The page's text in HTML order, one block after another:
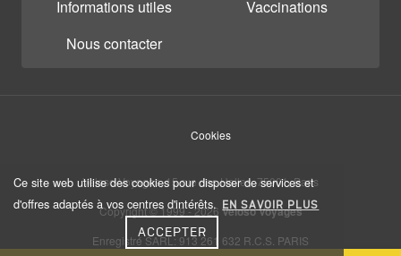
Ce site web utilise des cookies pour disposer de services et
d'offres adaptés à vos centres d'intérêts.
EN SAVOIR PLUS
ACCEPTER
Informations utiles
Nous contacter
Vaccinations
Enregistré SARL: 913 261 632 R.C.S. PARIS
Copyright © 1999 - 2026 Veloso Voyages
Veloso Voyages, 15 rue des Halles, 75001, Paris
Cookies